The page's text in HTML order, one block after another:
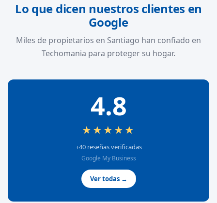
Lo que dicen nuestros clientes en
Google
Miles de propietarios en Santiago han confiado en
Techomania para proteger su hogar.
4.8
★★★★★
+40 reseñas verificadas
Google My Business
Ver todas →